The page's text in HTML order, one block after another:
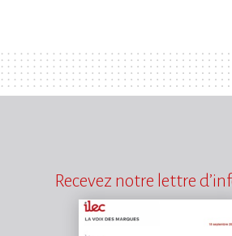
Recevez notre lettre